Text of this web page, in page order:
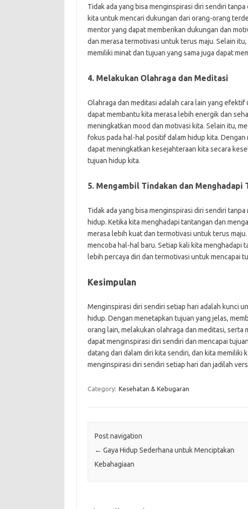
Tidak ada yang bisa menginspirasi diri sendiri
kita untuk mencari dukungan dari orang-orang
mentor yang dapat memberikan dukungan dan
dan merasa termotivasi untuk terus maju. Selain
memiliki minat dan tujuan yang sama juga dapat
4. Melakukan Olahraga dan Meditasi
Olahraga dan meditasi adalah cara lain yang
dapat membantu kita merasa lebih energik dan
meningkatkan mood dan motivasi kita. Selain itu,
fokus pada hal-hal positif dalam hidup kita.
dapat meningkatkan kesejahteraan kita secara
tujuan hidup kita.
5. Mengambil Tindakan dan Menghadapi
Tidak ada yang bisa menginspirasi diri sendiri
hidup. Ketika kita menghadapi tantangan dan
merasa lebih kuat dan termotivasi untuk terus
mencoba hal-hal baru. Setiap kali kita menghadapi
lebih percaya diri dan termotivasi untuk mencapai
Kesimpulan
Menginspirasi diri sendiri setiap hari adalah kunci
hidup. Dengan menetapkan tujuan yang jelas,
orang lain, melakukan olahraga dan meditasi,
dapat menginspirasi diri sendiri dan mencapai
datang dari dalam diri kita sendiri, dan kita memiliki
menginspirasi diri sendiri setiap hari dan jadilah
Category: Kesehatan & Kebugaran
Post navigation
← Gaya Hidup Sederhana untuk Menciptakan
Kebahagiaan